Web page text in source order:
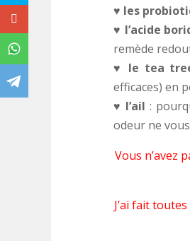
♥ les
♥ l’acide
remède
♥ le tea
efficaces) en
♥ l’ail :
odeur ne
Vous n’avez
J’ai fait